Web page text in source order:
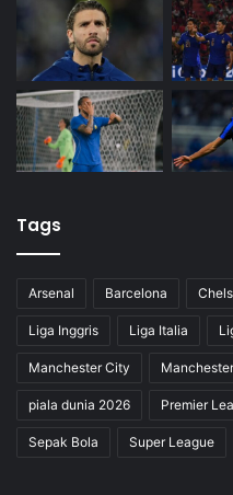
Tags
Arsenal Barcelona
Liga Inggris Liga Italia
Manchester City
piala dunia 2026 Premier
Sepak Bola Super League